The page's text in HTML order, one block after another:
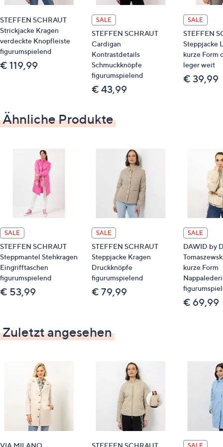
figurumspielend
hüftumspielende Länge
Material
Oberstoff & Futter: 100 % Polyamid
Füllung: 100 % Polyester
Pflege
STEFFEN SCHRAUT
Strickjacke Kragen
verdeckte Knopfleiste
figurumspielend
€ 119,99
SALE
STEFFEN SCHRAUT
Cardigan
Kontrastdetails
Schmuckknöpfe
figurumspielend
€ 43,99
SALE
STEFFEN
Steppjacke
kurze Form
leger weit
€ 39,99
Ähnliche Produkte
SALE
STEFFEN SCHRAUT
Steppmantel Stehkragen
Eingrifftaschen
figurumspielend
€ 53,99
SALE
STEFFEN SCHRAUT
Steppjacke Kragen
Druckknöpfe
figurumspielend
€ 79,99
SALE
DAWID by
kurze Form
€ 69,99
Zuletzt angesehen
SALE